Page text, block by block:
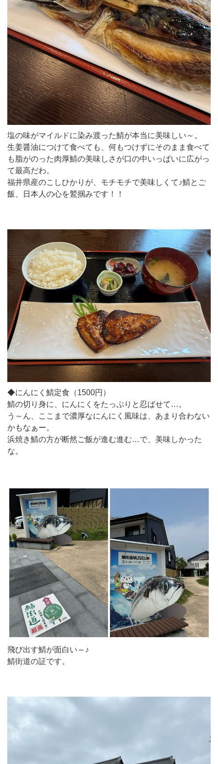
塩の味がマイルドに染み渡った鯖が本当に美味しい～。
生姜醤油につけて食べても、何もつけずにそのまま食べて
も脂がのった肉厚鯖の美味しさが口の中いっぱいに広がっ
て最高だわ。
福井県産のこしひかりが、モチモチで美味しくて♪鯖とご
飯、日本人の心を鷲掴みです！！
◆にんにく鯖定食（1500円）
鯖の切り身に、にんにくをたっぷりと忍ばせて…。
う～ん、ここまで濃厚なにんにく風味は、あまり合わない
かもなぁー。
浜焼き鯖の方が断然ご飯が進む進む…で、美味しかった
な。
飛び出す鯖が面白い～♪
鯖街道の証です。